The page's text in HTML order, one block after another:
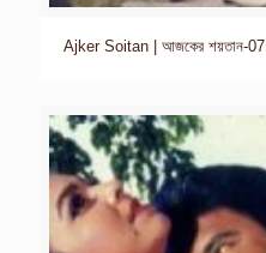
Ajker Soitan | আজকের শয়তান-07